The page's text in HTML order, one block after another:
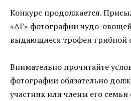
Конкурс продолжается.
«АГ» фотографии чудо-
выдающиеся трофеи грибной
Внимательно прочитайте
фотографии обязательно
участник или члены его